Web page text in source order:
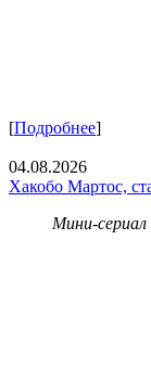
[Подробнее]
04.08.2026
Хакобо Мартос,
Мини-сериал